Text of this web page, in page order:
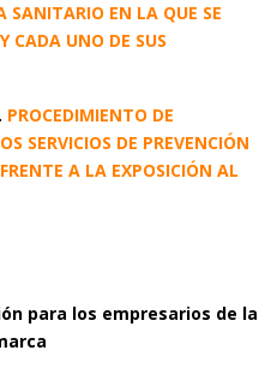
SANITARIO EN LA QUE SE
CADA UNO DE SUS
PROCEDIMIENTO DE
SERVICIOS DE PREVENCIÓN
A LA EXPOSICIÓN AL
para los empresarios de la